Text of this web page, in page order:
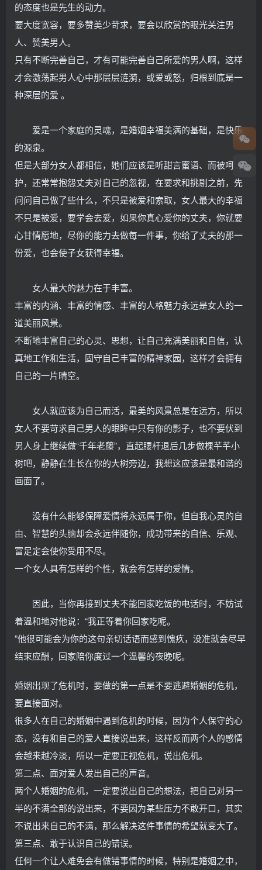
的态度也是先生的动力。
要大度宽容，要多赞美少苛求，要会以欣赏的眼光关注男
人、赞美男人。
只有不断完善自己，才有可能完善自己所爱的男人啊，这样
才会激荡起男人心中那层层涟漪，或爱或怒，归根到底是一
种深层的爱 。
爱是一个家庭的灵魂，是婚姻幸福美满的基础，是快乐
的源泉。
但是大部分女人都相信，她们应该是听甜言蜜语、而被呵
护，还常常抱怨丈夫对自己的忽视，在要求和挑剔之前，先
问问自己做了些什么，不只是被爱和索取，女人最大的幸福
不只是被爱，要学会去爱，如果你真心爱你的丈夫，你就要
心甘情愿地，尽你的能力去做每一件事，你给了丈夫的那一
份爱，也会使子女获得幸福。
女人最大的魅力在于丰富。
丰富的内涵、丰富的情感、丰富的人格魅力永远是女人的一
道美丽风景。
不断地丰富自己的心灵、思想，让自己充满美丽和自信，认
真地工作和生活，固守自己丰富的精神家园，这样才会拥有
自己的一片晴空。
女人就应该为自己而活，最美的风景总是在远方，所以
女人不要苛求自己男人的眼眸中只有你的影子，也不要伏到
男人身上继续做“千年老藤”，直起腰杆退后几步做棵芊芊小
树吧，静静在生长在你的大树旁边，我想这应该是最和谐的
画面了。
没有什么能够保障爱情将永远属于你，但自我心灵的自
由、智慧的头脑却会永远伴随你，成功带来的自信、乐观、
富足定会使你受用不尽。
一个女人具有怎样的个性，就会有怎样的爱情。
因此，当你再接到丈夫不能回家吃饭的电话时，不妨试
着温和地对他说：“我正等着你回家吃呢。
”他很可能会为你的这句亲切话语而感到愧疚，没准就会尽早
结束应酬，回家陪你度过一个温馨的夜晚呢。
婚姻出现了危机时，要做的第一点是不要逃避婚姻的危机，
要直接面对。
很多人在自己的婚姻中遇到危机的时候，因为个人保守的心
态，没有和自己的爱人直接说出来，这样反而两个人的感情
会越来越冷淡，所以一定要正视危机，说出危机。
第二点、面对爱人发出自己的声音。
两个人婚姻的危机，一定要说出自己的想法，把自己对另一
半的不满全部的说出来，不要因为某些压力不敢开口，其实
不说出来自己的不满，那么解决这件事情的希望就变大了。
第三点、敢于认识自己的错误。
任何一个让人难免会有做错事情的时候，特别是婚姻之中，